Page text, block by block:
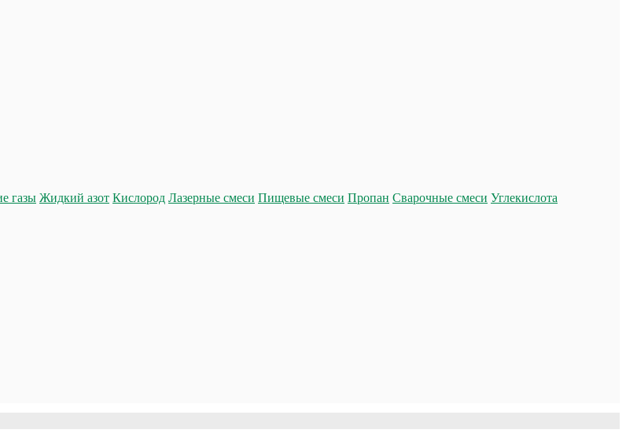
газы Жидкий азот Кислород Лазерные смеси Пищевые смеси Пропан Сварочные смеси Углекислота